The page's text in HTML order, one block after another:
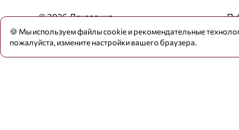
© 2026 Декорация
🍪 Мы используем файлы cookie и рекомендательные
пожалуйста, измените настройки вашего браузера.